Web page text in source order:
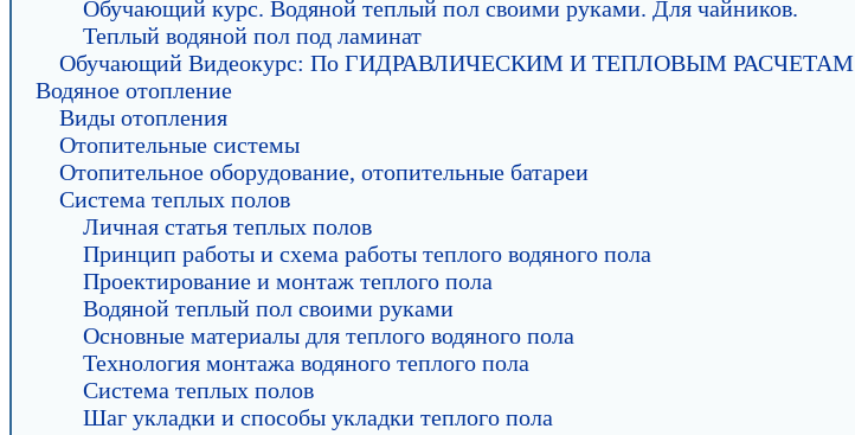
Обучающий курс. Водяной теплый пол своими руками. Для чайников.
Теплый водяной пол под ламинат
Обучающий Видеокурс: По ГИДРАВЛИЧЕСКИМ И ТЕПЛОВЫМ РАСЧЕТАМ
Водяное отопление
Виды отопления
Отопительные системы
Отопительное оборудование, отопительные батареи
Система теплых полов
Личная статья теплых полов
Принцип работы и схема работы теплого водяного пола
Проектирование и монтаж теплого пола
Водяной теплый пол своими руками
Основные материалы для теплого водяного пола
Технология монтажа водяного теплого пола
Система теплых полов
Шаг укладки и способы укладки теплого пола